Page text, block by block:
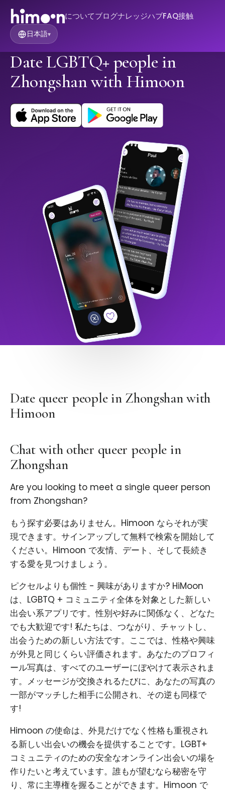
についてブログナレッジハブFAQ接触
日本語▾
Date LGBTQ+ people in
Zhongshan with Himoon
Date queer people in Zhongshan with
Himoon
Chat with other queer people in
Zhongshan
Are you looking to meet a single queer person
from Zhongshan?
もう探す必要はありません。Himoon ならそれが実
現できます。サインアップして無料で検索を開始して
ください。Himoon で友情、デート、そして長続き
する愛を見つけましょう。
ピクセルよりも個性 - 興味がありますか? HiMoon
は、LGBTQ + コミュニティ全体を対象とした新しい
出会い系アプリです。性別や好みに関係なく、どなた
でも大歓迎です! 私たちは、つながり、チャットし、
出会うための新しい方法です。ここでは、性格や興味
が外見と同じくらい評価されます。あなたのプロフィ
ール写真は、すべてのユーザーにぼやけて表示されま
す。メッセージが交換されるたびに、あなたの写真の
一部がマッチした相手に公開され、その逆も同様で
す!
Himoon の使命は、外見だけでなく性格も重視され
る新しい出会いの機会を提供することです。LGBT+
コミュニティのための安全なオンライン出会いの場を
作りたいと考えています。誰もが望むなら秘密を守
り、常に主導権を握ることができます。Himoon で